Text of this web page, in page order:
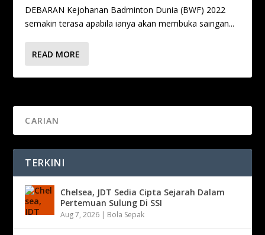
DEBARAN Kejohanan Badminton Dunia (BWF) 2022
semakin terasa apabila ianya akan membuka saingan...
READ MORE
TERKINI
Chelsea, JDT Sedia Cipta Sejarah Dalam
Pertemuan Sulung Di SSI
Aug 7, 2026 | Bola Sepak